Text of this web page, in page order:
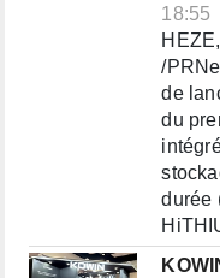
18:55
/
de
du
durée